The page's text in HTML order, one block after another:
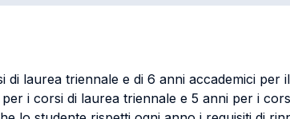
laurea triennale e di 6 anni accademici per
i corsi di laurea triennale e 5 anni per i